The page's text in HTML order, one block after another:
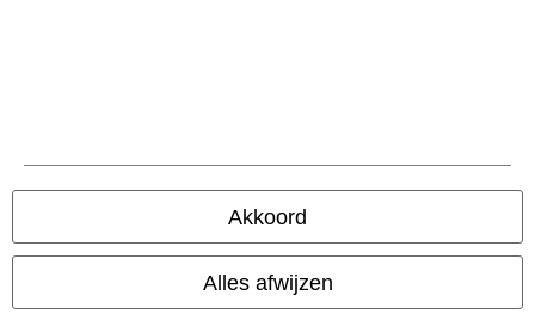
Akkoord
Alles afwijzen